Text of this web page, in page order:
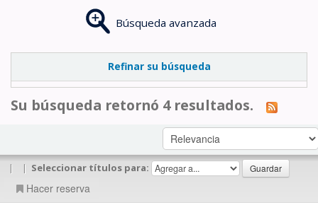
Búsqueda avanzada
Refinar su búsqueda
Su búsqueda retornó 4 resultados.
| | Seleccionar títulos para:
Hacer reserva